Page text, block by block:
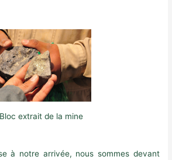
Bloc extrait de la mine
à notre arrivée, nous sommes devant